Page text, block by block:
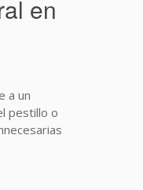
en
a un
pestillo o